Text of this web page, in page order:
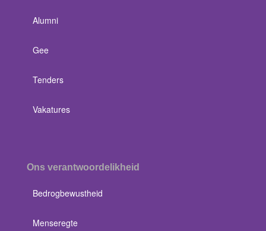
Alumni
Gee
Tenders
Vakatures
Ons verantwoordelikheid
Bedrogbewustheid
Menseregte